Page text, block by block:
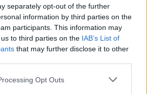
separately opt-out of the further
information by third parties on the
participants. This information may
to third parties on the IAB’s List of
that may further disclose it to other
Opt Outs